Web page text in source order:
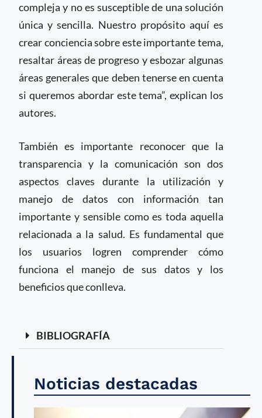
compleja y no es susceptible de una solución
única y sencilla. Nuestro propósito aquí es
crear conciencia sobre este importante tema,
resaltar áreas de progreso y esbozar algunas
áreas generales que deben tenerse en cuenta
si queremos abordar este tema”, explican los
autores.
También es importante reconocer que la
transparencia y la comunicación son dos
aspectos claves durante la utilización y
manejo de datos con información tan
importante y sensible como es toda aquella
relacionada a la salud. Es fundamental que
los usuarios logren comprender cómo
funciona el manejo de sus datos y los
beneficios que conlleva.
BIBLIOGRAFÍA
Noticias destacadas